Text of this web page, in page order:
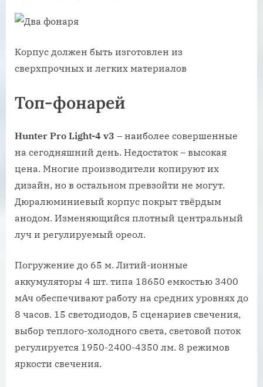
Корпус должен быть изготовлен из
сверхпрочных и легких материалов
Топ-фонарей
Hunter Pro Light-4 v3 – наиболее совершенные
на сегодняшний день. Недостаток – высокая
цена. Многие производители копируют их
дизайн, но в остальном превзойти не могут.
Дюралюминиевый корпус покрыт твёрдым
анодом. Изменяющийся плотный центральный
луч и регулируемый ореол.
Погружение до 65 м. Литий-ионные
аккумуляторы 4 шт. типа 18650 емкостью 3400
мАч обеспечивают работу на средних уровнях до
8 часов. 15 светодиодов, 5 сценариев свечения,
выбор теплого-холодного света, световой поток
регулируется 1950-2400-4350 лм. 8 режимов
яркости свечения.